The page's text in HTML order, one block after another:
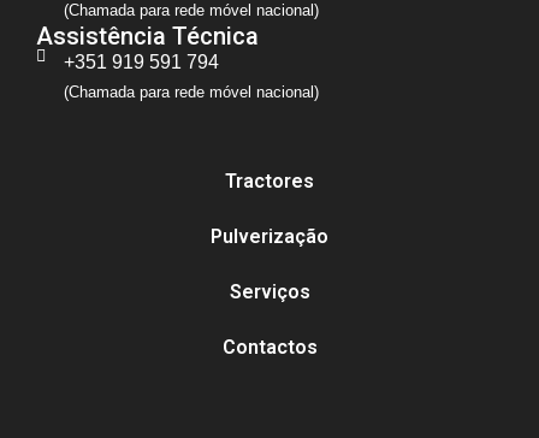
(Chamada para rede móvel nacional)
Assistência Técnica
+351 919 591 794
(Chamada para rede móvel nacional)
Tractores
Pulverização
Serviços
Contactos